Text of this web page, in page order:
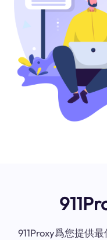
911Proxy爲您提供